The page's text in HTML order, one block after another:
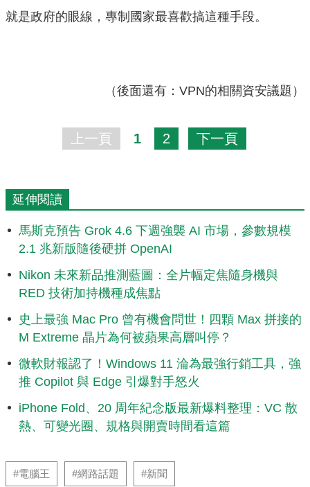
就是政府的眼線，專制國家最喜歡搞這種手段。
（後面還有：VPN的相關資安議題）
上一頁 1 2 下一頁
延伸閱讀
馬斯克預告 Grok 4.6 下週強襲 AI 市場，參數規模
2.1 兆新版隨後硬拼 OpenAI
Nikon 未來新品推測藍圖：全片幅定焦隨身機與
RED 技術加持機種成焦點
史上最強 Mac Pro 曾有機會問世！四顆 Max 拼接的
M Extreme 晶片為何被蘋果高層叫停？
微軟財報認了！Windows 11 淪為最強行銷工具，強
推 Copilot 與 Edge 引爆對手怒火
iPhone Fold、20 周年紀念版最新爆料整理：VC 散
熱、可變光圈、規格與開賣時間看這篇
#電腦王 #網路話題 #新聞